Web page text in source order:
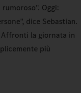
Oggi:
dice Sebastian.
la giornata in
più